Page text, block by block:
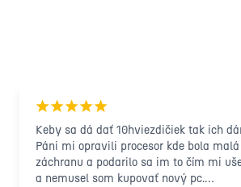
¡¡¡¡¡
Keby sa dá dať 10hviezdičiek tak ich
Páni mi opravili procesor kde bola
záchranu a podarilo sa im to čím mi
a nemusel som kupovať nový pc.